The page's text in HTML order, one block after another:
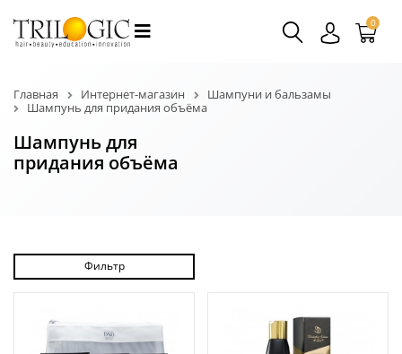
0
Главная Интернет-магазин
Шампуни и бальзамы
Шампунь для придания объёма
Шампунь для
придания объёма
Фильтр